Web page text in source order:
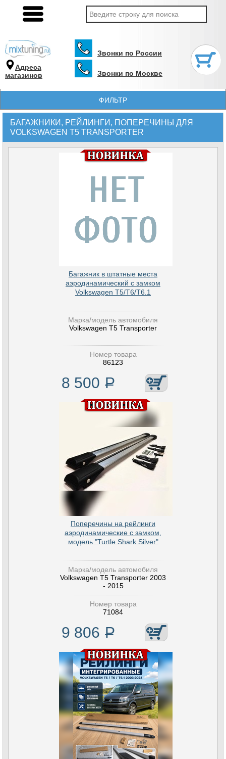
Адреса
магазинов
Звонки по России
Звонки по Москве
ФИЛЬТР
БАГАЖНИКИ, РЕЙЛИНГИ, ПОПЕРЕЧИНЫ ДЛЯ
VOLKSWAGEN T5 TRANSPORTER
Багажник в штатные места
аэродинамический с замком
Volkswagen T5/T6/T6.1
Марка/модель автомобиля
Volkswagen T5 Transporter
Номер товара
86123
8 500 Р
Поперечины на рейлинги
аэродинамические с замком,
модель "Turtle Shark Silver"
Марка/модель автомобиля
Volkswagen T5 Transporter 2003
- 2015
Номер товара
71084
9 806 Р